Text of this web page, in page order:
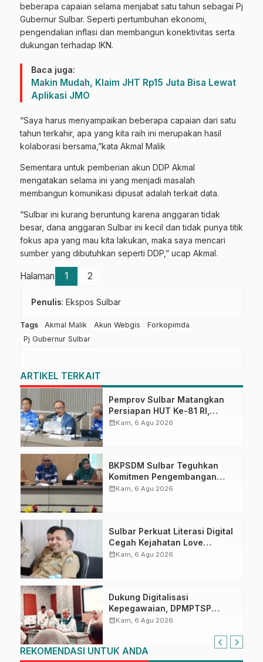
beberapa capaian selama menjabat satu tahun sebagai Pj
Gubernur Sulbar. Seperti pertumbuhan ekonomi,
pengendalian inflasi dan membangun konektivitas serta
dukungan terhadap IKN.
Baca juga:
Makin Mudah, Klaim JHT Rp15 Juta Bisa Lewat
Aplikasi JMO
“Saya harus menyampaikan beberapa capaian dari satu
tahun terkahir, apa yang kita raih ini merupakan hasil
kolaborasi bersama,”kata Akmal Malik
Sementara untuk pemberian akun DDP Akmal
mengatakan selama ini yang menjadi masalah
membangun komunikasi dipusat adalah terkait data.
“Sulbar ini kurang beruntung karena anggaran tidak
besar, dana anggaran Sulbar ini kecil dan tidak punya titik
fokus apa yang mau kita lakukan, maka saya mencari
sumber yang dibutuhkan seperti DDP,” ucap Akmal.
Halaman 1 2
Penulis: Ekspos Sulbar
Tags Akmal Malik Akun Webgis
Forkopimda
Pj Gubernur Sulbar
ARTIKEL TERKAIT
Pemprov Sulbar Matangkan
Persiapan HUT Ke-81 RI,
Puncak Upacara di Lapangan
calendar_monthKam, 6 Agu 2026
BKPSDM Sulbar Teguhkan
Komitmen Pengembangan
Kompetensi ASN melalui
calendar_monthKam, 6 Agu 2026
Sulbar Perkuat Literasi Digital
Cegah Kejahatan Love
Scamming
calendar_monthKam, 6 Agu 2026
Dukung Digitalisasi
Kepegawaian, DPMPTSP
Sulbar Siap Terapkan Aplikasi
calendar_monthKam, 6 Agu 2026
REKOMENDASI UNTUK ANDA